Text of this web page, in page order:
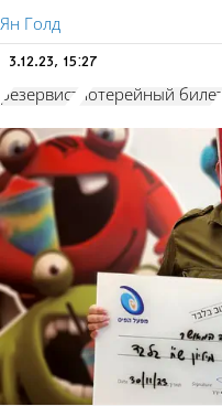
Ян Голд
3.12.23, 15:27
резервист лотерейный билет